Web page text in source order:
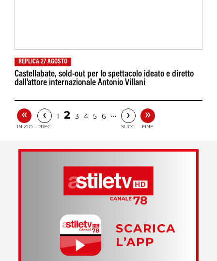
REPLICA 27 AGOSTO
Castellabate, sold-out per lo spettacolo ideato e diretto
dall'attore internazionale Antonio Villani
«
INIZIO
‹
PREC.
1 2 3 4 5 6 … ›
SUCC.
»
FINE
SCARICA
L’APP